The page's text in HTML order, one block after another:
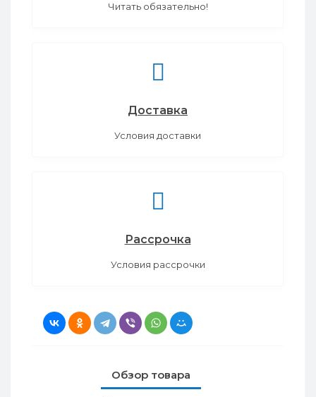
Читать обязательно!
Доставка
Условия доставки
Рассрочка
Условия рассрочки
Обзор товара